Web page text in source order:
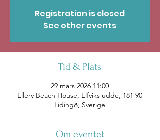
Registration is closed
See other events
Tid & Plats
29 mars 2026 11:00
Ellery Beach House, Elfviks udde, 181 90
Lidingö, Sverige
Om eventet